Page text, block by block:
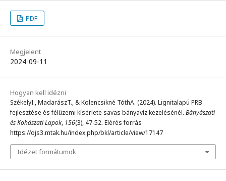
PDF
Megjelent
2024-09-11
Hogyan kell idézni
SzékelyI., MadarászT., & Kolencsikné TóthA. (2024). Lignitalapú PRB
fejlesztése és félüzemi kísérlete savas bányavíz kezelésénél. Bányászati
és Kohászati Lapok, 156(3), 47-52. Elérés forrás
https://ojs3.mtak.hu/index.php/bkl/article/view/17147
Idézet formátumok